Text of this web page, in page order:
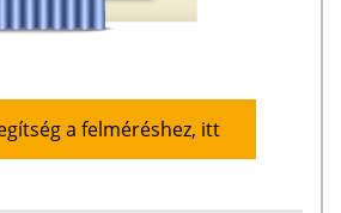
a felméréshez, itt